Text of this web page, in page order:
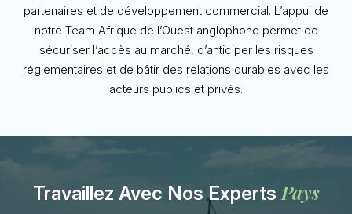
partenaires et de développement commercial. L’appui de
notre Team Afrique de l’Ouest anglophone permet de
sécuriser l’accès au marché, d’anticiper les risques
réglementaires et de bâtir des relations durables avec les
acteurs publics et privés.
Travaillez Avec Nos Experts Pays